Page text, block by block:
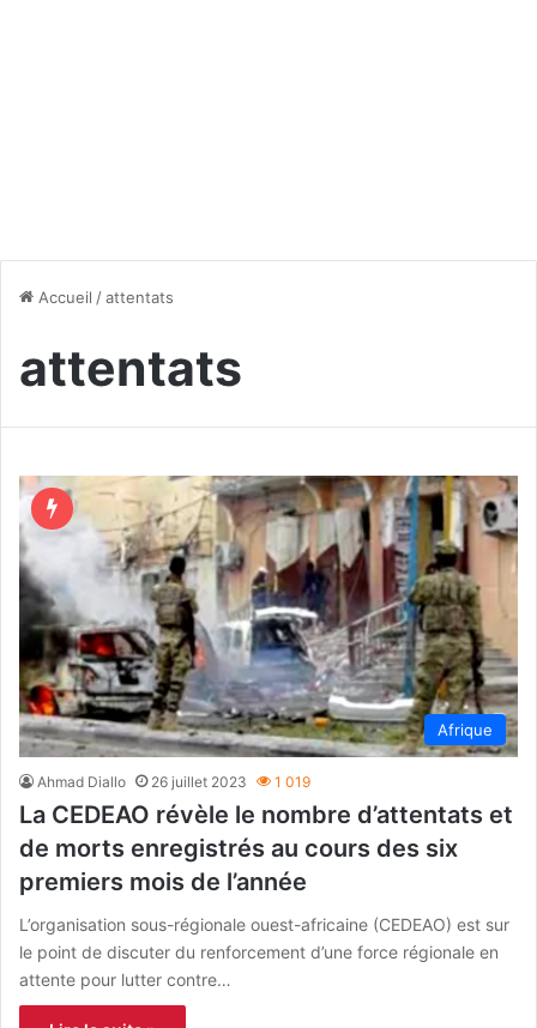
Accueil /attentats
attentats
Afrique
Ahmad Diallo 26 juillet 2023 1 019
La CEDEAO révèle le nombre d’attentats et
de morts enregistrés au cours des six
premiers mois de l’année
L’organisation sous-régionale ouest-africaine (CEDEAO) est sur
le point de discuter du renforcement d’une force régionale en
attente pour lutter contre…